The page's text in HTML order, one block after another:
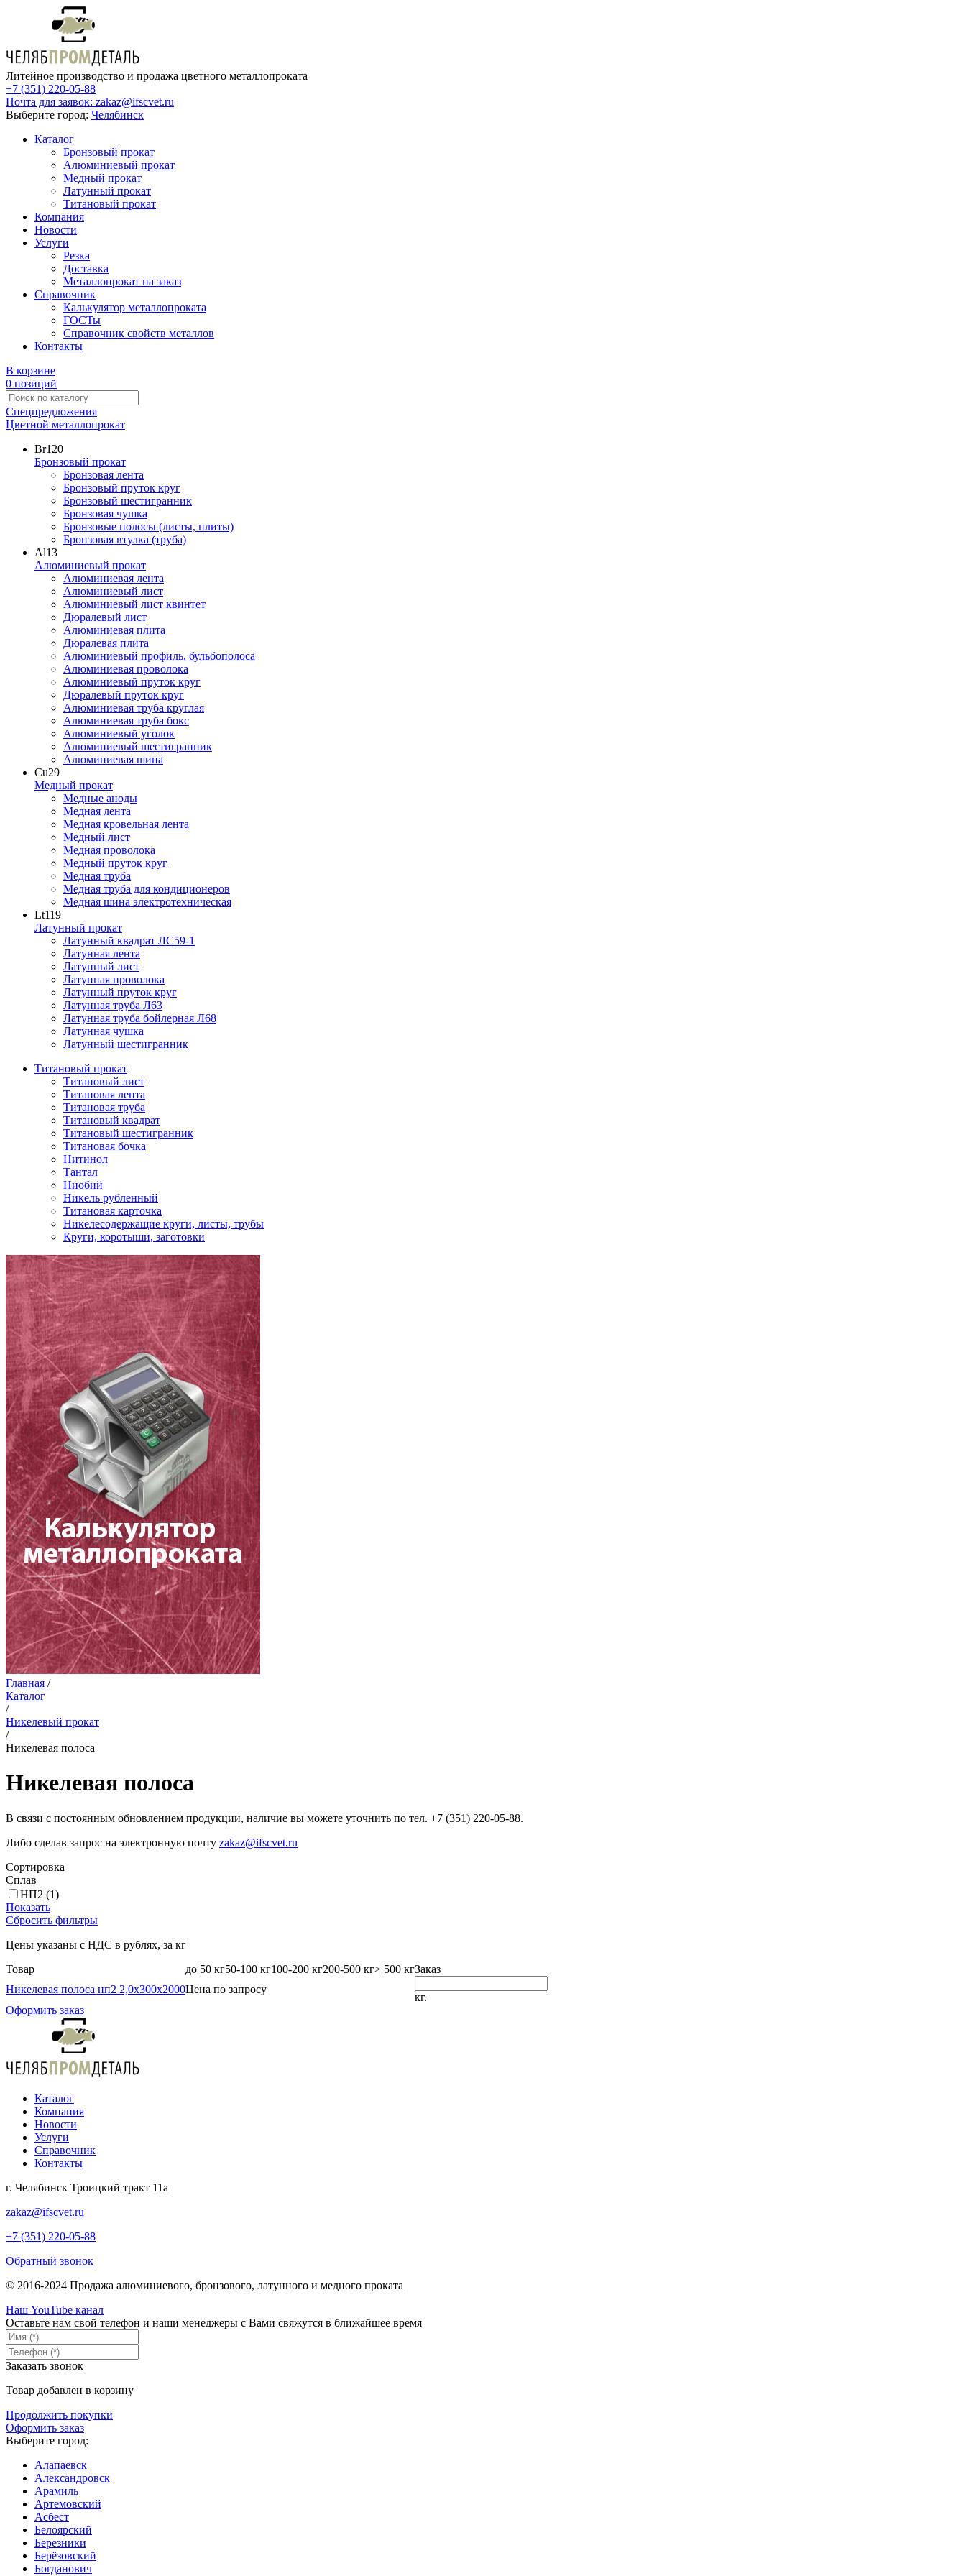
Литейное производство и продажа цветного металлопроката
+7 (351) 220-05-88
Почта для заявок: zakaz@ifscvet.ru
Выберите город: Челябинск
Каталог
Бронзовый прокат
Алюминиевый прокат
Медный прокат
Латунный прокат
Титановый прокат
Компания
Новости
Услуги
Резка
Доставка
Металлопрокат на заказ
Справочник
Калькулятор металлопроката
ГОСТы
Справочник свойств металлов
Контакты
В корзине
0 позиций
Спецпредложения
Цветной металлопрокат
Br120
Бронзовый прокат
Бронзовая лента
Бронзовый пруток круг
Бронзовый шестигранник
Бронзовая чушка
Бронзовые полосы (листы, плиты)
Бронзовая втулка (труба)
Al13
Алюминиевый прокат
Алюминиевая лента
Алюминиевый лист
Алюминиевый лист квинтет
Дюралевый лист
Алюминиевая плита
Дюралевая плита
Алюминиевый профиль, бульбополоса
Алюминиевая проволока
Алюминиевый пруток круг
Дюралевый пруток круг
Алюминиевая труба круглая
Алюминиевая труба бокс
Алюминиевый уголок
Алюминиевый шестигранник
Алюминиевая шина
Cu29
Медный прокат
Медные аноды
Медная лента
Медная кровельная лента
Медный лист
Медная проволока
Медный пруток круг
Медная труба
Медная труба для кондиционеров
Медная шина электротехническая
Lt119
Латунный прокат
Латунный квадрат ЛС59-1
Латунная лента
Латунный лист
Латунная проволока
Латунный пруток круг
Латунная труба Л63
Латунная труба бойлерная Л68
Латунная чушка
Латунный шестигранник
Титановый прокат
Титановый лист
Титановая лента
Титановая труба
Титановый квадрат
Титановый шестигранник
Титановая бочка
Нитинол
Тантал
Ниобий
Никель рубленный
Титановая карточка
Никелесодержащие круги, листы, трубы
Круги, коротыши, заготовки
Главная /
Каталог
/
Никелевый прокат
/
Никелевая полоса
Никелевая полоса
В связи с постоянным обновлением продукции, наличие вы можете уточнить по тел. +7 (351) 220-05-88.
Либо сделав запрос на электронную почту zakaz@ifscvet.ru
Сортировка
Сплав
НП2 (1)
Показать
Сбросить фильтры
Цены указаны с НДС в рублях, за кг
Товар
до 50 кг50-100 кг100-200 кг200-500 кг> 500 кгЗаказ
Никелевая полоса нп2 2,0х300х2000Цена по запросу
кг.
Оформить заказ
Каталог
Компания
Новости
Услуги
Справочник
Контакты
г. Челябинск Троицкий тракт 11а
zakaz@ifscvet.ru
+7 (351) 220-05-88
Обратный звонок
© 2016-2024 Продажа алюминиевого, бронзового, латунного и медного проката
Наш YouTube канал
Оставьте нам свой телефон и наши менеджеры с Вами свяжутся в ближайшее время
Заказать звонок
Товар добавлен в корзину
Продолжить покупки
Оформить заказ
Выберите город:
Алапаевск
Александровск
Арамиль
Артемовский
Асбест
Белоярский
Березники
Берёзовский
Богданович